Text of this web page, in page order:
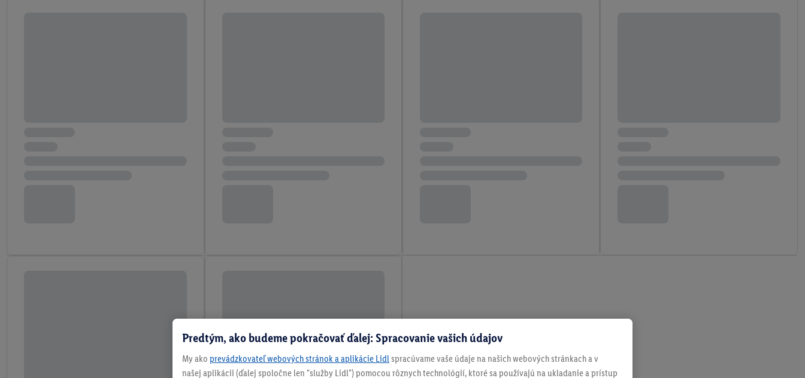
Predtým, ako budeme pokračovať ďalej: Spracovanie vašich údajov
My ako prevádzkovateľ webových stránok a aplikácie Lidl spracúvame vaše údaje na našich webových stránkach a v
našej aplikácii (ďalej spoločne len "služby Lidl") pomocou rôznych technológií, ktoré sa používajú na ukladanie a prístup